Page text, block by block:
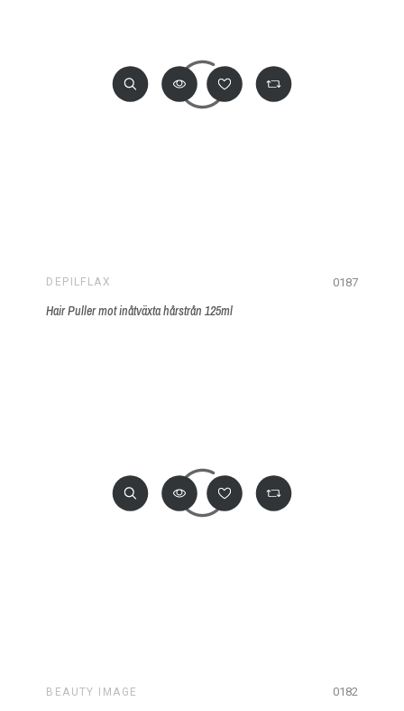
DEPILFLAX 0187
Hair Puller mot inåtväxta hårstrån 125ml
BEAUTY IMAGE 0182